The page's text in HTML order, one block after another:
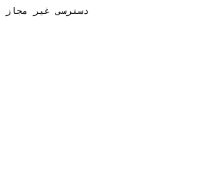
دسترسی غیر مجاز